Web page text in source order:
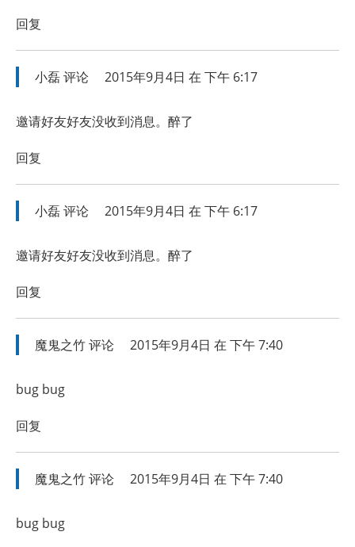
回复
小磊评论 2015年9月4日 在 下午 6:17
邀请好友好友没收到消息。醉了
回复
小磊评论 2015年9月4日 在 下午 6:17
邀请好友好友没收到消息。醉了
回复
魔鬼之竹评论 2015年9月4日 在 下午 7:40
bug bug
回复
魔鬼之竹评论 2015年9月4日 在 下午 7:40
bug bug